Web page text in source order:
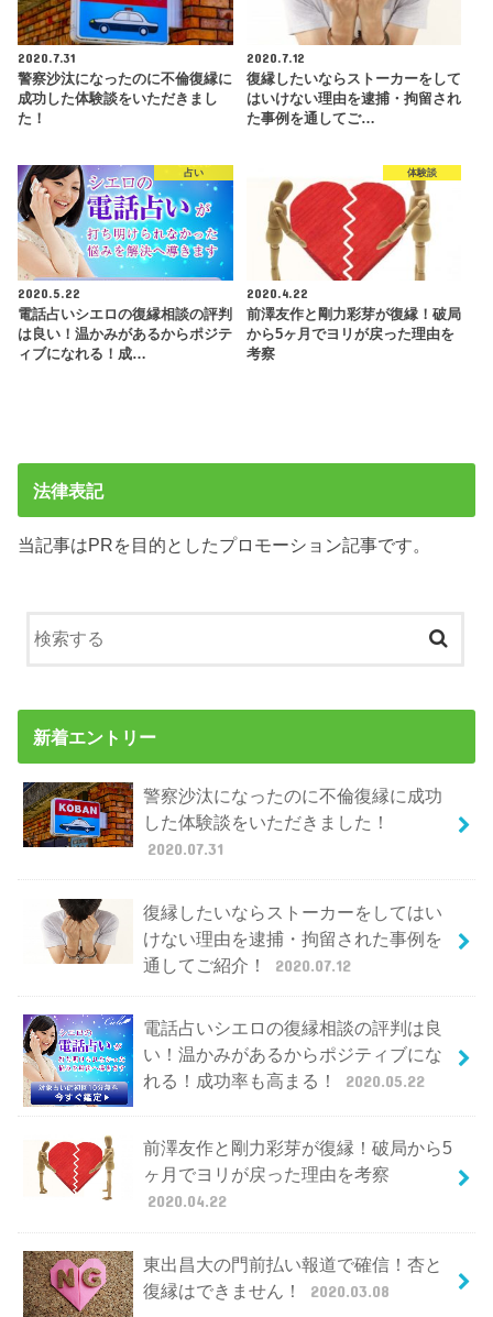
2020.7.31
警察沙汰になったのに不倫復縁に
成功した体験談をいただきまし
た！
2020.7.12
復縁したいならストーカーをして
はいけない理由を逮捕・拘留され
た事例を通してご…
占い
2020.5.22
電話占いシエロの復縁相談の評判
は良い！温かみがあるからポジテ
ィブになれる！成…
体験談
2020.4.22
前澤友作と剛力彩芽が復縁！破局
から5ヶ月でヨリが戻った理由を
考察
法律表記
当記事はPRを目的としたプロモーション記事です。
新着エントリー
警察沙汰になったのに不倫復縁に成功
した体験談をいただきました！
2020.07.31
復縁したいならストーカーをしてはい
けない理由を逮捕・拘留された事例を
通してご紹介！
2020.07.12
電話占いシエロの復縁相談の評判は良
い！温かみがあるからポジティブにな
れる！成功率も高まる！
2020.05.22
前澤友作と剛力彩芽が復縁！破局から5
ヶ月でヨリが戻った理由を考察
2020.04.22
東出昌大の門前払い報道で確信！杏と
復縁はできません！
2020.03.08